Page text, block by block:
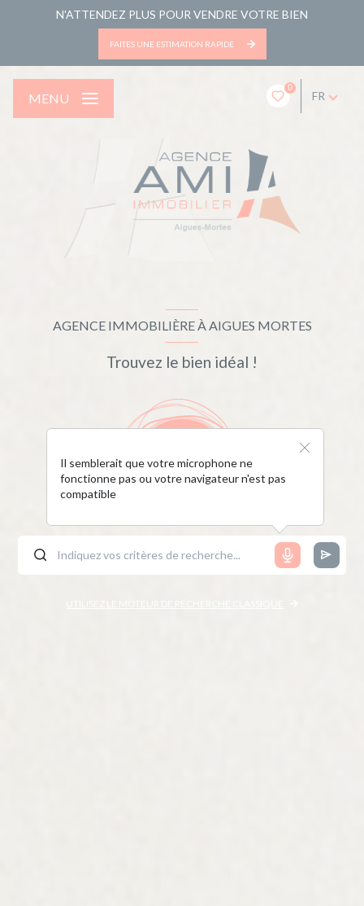
N'ATTENDEZ PLUS POUR VENDRE VOTRE BIEN
FAITES UNE ESTIMATION RAPIDE
0
FR
MENU
AGENCE IMMOBILIÈRE À AIGUES MORTES
Trouvez le bien idéal !
Il semblerait que votre microphone ne
fonctionne pas ou votre navigateur n'est pas
compatible